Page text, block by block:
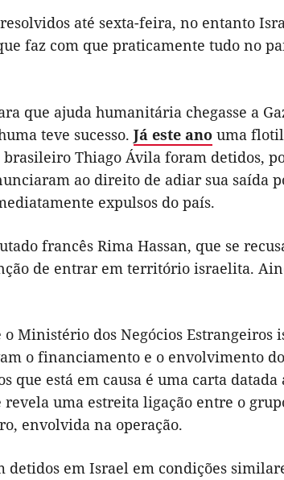
até sexta-feira, no entanto
faz com que praticamente tudo no
que ajuda humanitária chegasse a
teve sucesso. Já este ano uma
Thiago Ávila foram detidos,
ao direito de adiar sua saída
expulsos do país.
francês Rima Hassan, que se
de entrar em território israelita.
Ministério dos Negócios Estrangeiros
o financiamento e o envolvimento
está em causa é uma carta datada
uma estreita ligação entre o
envolvida na operação.
em Israel em condições